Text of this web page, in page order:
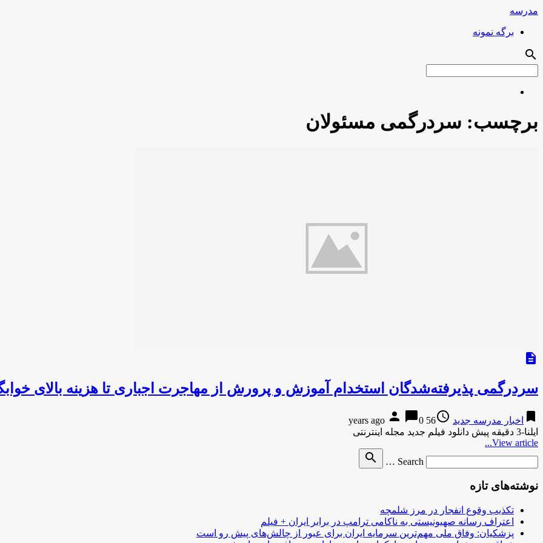
مدرسه
برگه نمونه
search
برچسب: سردرگمی مسئولان
description
سردرگمی پذیرفته‌شدگان استخدام آموزش و پرورش از مهاجرت اجباری تا هزینه بالای
bookmark اخبار مدرسه جدید access_time
56 years ago
person chat_bubble0
ایلنا-3 دقیقه پیش دانلود فیلم جدید مجله اینترنتی
View article...
Search …
search
نوشته‌های تازه
تکذیب وقوع انفجار در مرز شلمچه
اعتراف رسانه صهیونیستی به ناکامی ترامپ در برابر ایران + فیلم
پزشکیان: وفاق ملی مهم‌ترین سرمایه ایران برای عبور از چالش‌های پیش رو است